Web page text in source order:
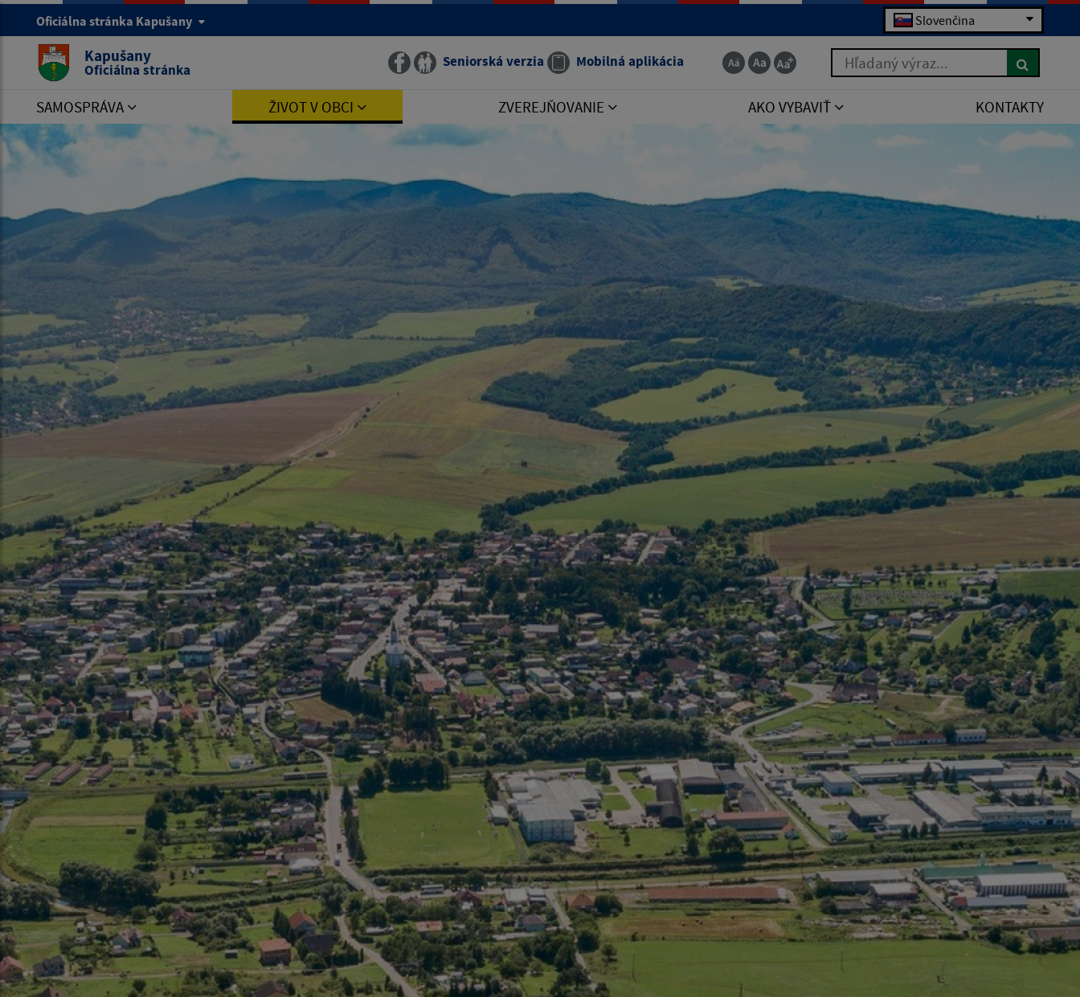
Oficiálna stránka Kapušany Slovenčina
Kapušany
Oficiálna stránka Seniorská verzia Mobilná aplikácia Hľadaný výraz...
SAMOSPRÁVA ŽIVOT V OBCI ZVEREJŇOVANIE AKO VYBAVIŤ KONTAKTY